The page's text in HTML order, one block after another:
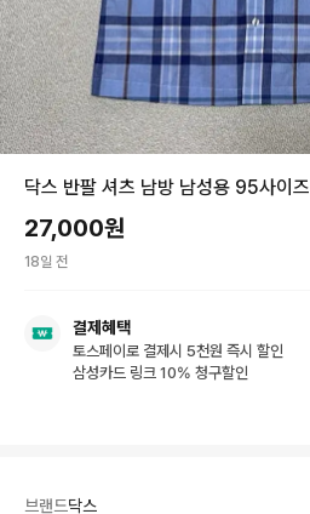
닥스 반팔 셔츠 남방 남성용 95사이즈
27,000원
18일 전
결제혜택
토스페이로 결제시 5천원 즉시 할인
삼성카드 링크 10% 청구할인
브랜드닥스